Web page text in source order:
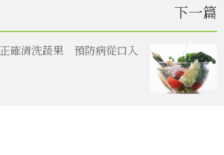
下一篇
正確清洗蔬果 預防病從口入